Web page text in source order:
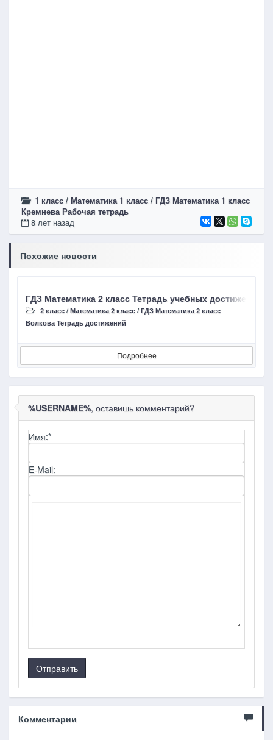
1 класс / Математика 1 класс / ГДЗ Математика 1 класс
Кремнева Рабочая тетрадь
8 лет назад
Похожие новости
ГДЗ Математика 2 класс Тетрадь учебных достижений
2 класс / Математика 2 класс / ГДЗ Математика 2 класс
Волкова Тетрадь достижений
Подробнее
%USERNAME%, оставишь комментарий?
Имя:*
E-Mail:
Отправить
Комментарии